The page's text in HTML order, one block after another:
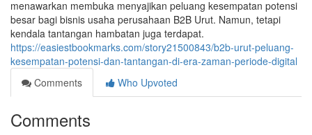
menawarkan membuka menyajikan peluang kesempatan potensi
besar bagi bisnis usaha perusahaan B2B Urut. Namun, tetapi
kendala tantangan hambatan juga terdapat.
https://easiestbookmarks.com/story21500843/b2b-urut-peluang-
kesempatan-potensi-dan-tantangan-di-era-zaman-periode-digital
Comments
Who Upvoted
Comments